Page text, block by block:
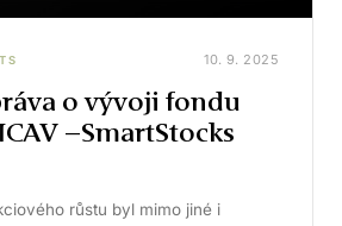
10. 9. 2025
o vývoji fondu
–SmartStocks
růstu byl mimo jiné i